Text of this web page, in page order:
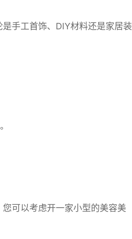
手工首饰、DIY材料还是家居装
可以考虑开一家小型的美容美